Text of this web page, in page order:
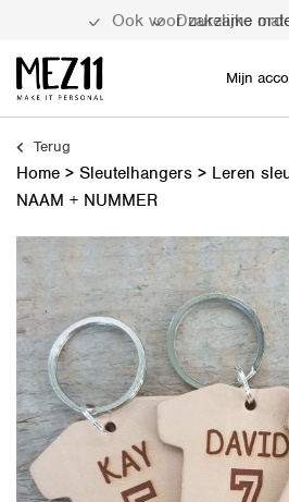
Duurzame
Mijn
Terug
Home > Sleutelhangers > Leren
NAAM + NUMMER